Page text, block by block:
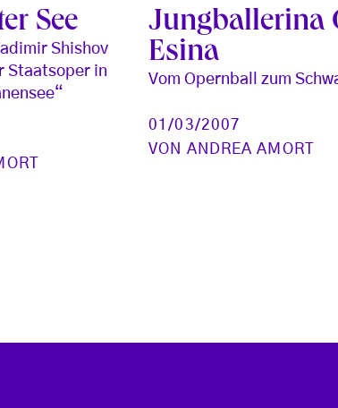
See
Shishov
Staatsoper in
Jungballerina
Esina
Vom Opernball zum
01/03/2007
VON ANDREA AMORT